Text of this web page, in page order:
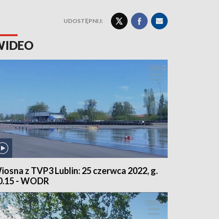
UDOSTĘPNIJ:
z TVP3 Lublin: 25 czerwca 2022, g.
- WODR